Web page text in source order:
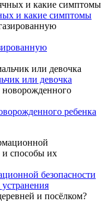
и какие симптомы
или девочка
ребенка
безопасности